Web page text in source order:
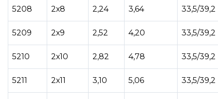
5208 2х8 2,24 3,64 33,5/39,2
5209 2х9 2,52 4,20 33,5/39,2
5210 2х10 2,82 4,78 33,5/39,2
5211 2х11 3,10 5,06 33,5/39,2